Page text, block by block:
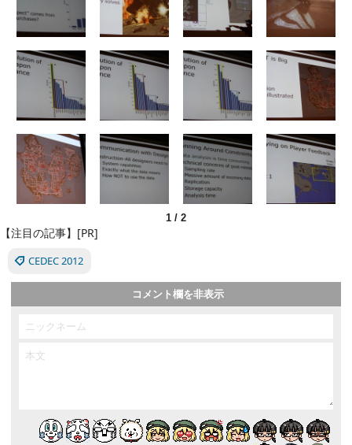
1 / 2
【注目の記事】[PR]
CEDEC 2012
コメント欄を非表示